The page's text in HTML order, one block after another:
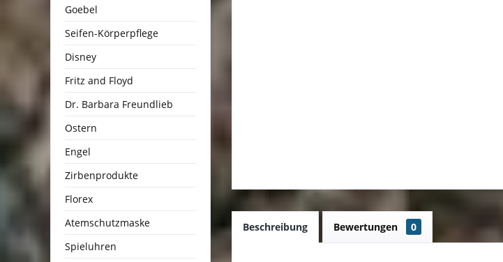
Goebel
Seifen-Körperpflege
Disney
Fritz and Floyd
Dr. Barbara Freundlieb
Ostern
Engel
Zirbenprodukte
Florex
Atemschutzmaske
Spieluhren
Beschreibung Bewertungen 0